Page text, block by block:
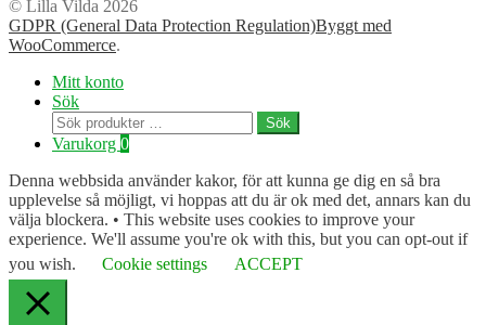
© Lilla Vilda 2026
GDPR (General Data Protection Regulation)Byggt med
WooCommerce.
Mitt konto
Sök
Sök
efter:
Sök
Varukorg 0
Denna webbsida använder kakor, för att kunna ge dig en så bra
upplevelse så möjligt, vi hoppas att du är ok med det, annars kan du
välja blockera. • This website uses cookies to improve your
experience. We'll assume you're ok with this, but you can opt-out if
you wish.
Cookie settings ACCEPT